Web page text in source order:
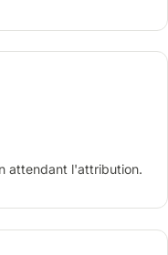
attendant l'attribution.